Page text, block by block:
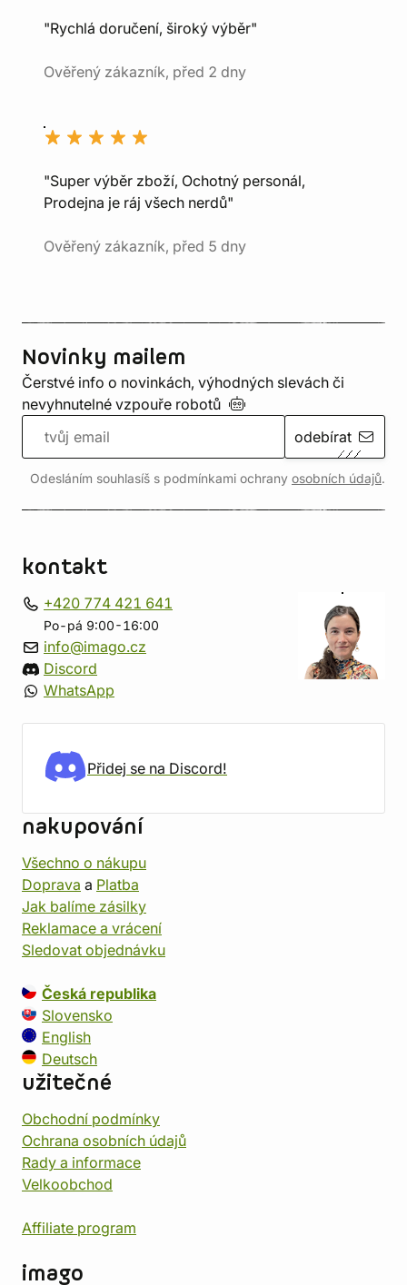
"Rychlá doručení, široký výběr"
Ověřený zákazník, před 2 dny
"Super výběr zboží, Ochotný personál,
Prodejna je ráj všech nerdů"
Ověřený zákazník, před 5 dny
Novinky mailem
Čerstvé info o novinkách, výhodných slevách či
nevyhnutelné vzpouře robotů
odebírat
Odesláním souhlasíš s podmínkami ochrany osobních údajů.
kontakt
+420 774 421 641
Po-pá 9:00-16:00
info@imago.cz
Discord
WhatsApp
Přidej se na Discord!
nakupování
Všechno o nákupu
Doprava a Platba
Jak balíme zásilky
Reklamace a vrácení
Sledovat objednávku
Česká republika
Slovensko
English
Deutsch
užitečné
Obchodní podmínky
Ochrana osobních údajů
Rady a informace
Velkoobchod
Affiliate program
imago